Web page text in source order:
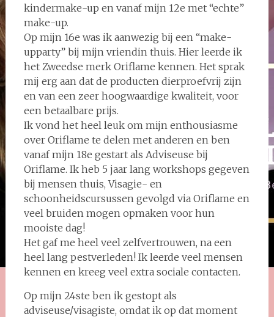
kindermake-up en vanaf mijn 12e met “echte”
make-up.
Op mijn 16e was ik aanwezig bij een “make-
upparty” bij mijn vriendin thuis. Hier leerde ik
het Zweedse merk Oriflame kennen. Het sprak
mij erg aan dat de producten dierproefvrij zijn
en van een zeer hoogwaardige kwaliteit, voor
een betaalbare prijs.
Ik vond het heel leuk om mijn enthousiasme
over Oriflame te delen met anderen en ben
vanaf mijn 18e gestart als Adviseuse bij
Oriflame. Ik heb 5 jaar lang workshops gegeven
bij mensen thuis, Visagie- en
schoonheidscursussen gevolgd via Oriflame en
veel bruiden mogen opmaken voor hun
mooiste dag!
Het gaf me heel veel zelfvertrouwen, na een
heel lang pestverleden! Ik leerde veel mensen
kennen en kreeg veel extra sociale contacten.
Op mijn 24ste ben ik gestopt als
adviseuse/visagiste, omdat ik op dat moment